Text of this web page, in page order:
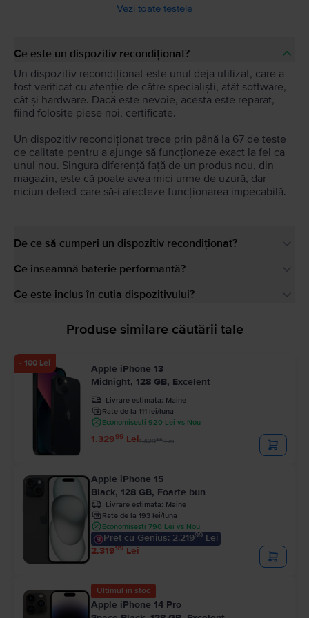
Vezi toate testele
Ce este un dispozitiv recondiționat?
Un dispozitiv recondiționat este unul deja utilizat, care a
fost verificat cu atenție de către specialiști, atât software,
cât și hardware. Dacă este nevoie, acesta este reparat,
fiind folosite piese noi, certificate.
Un dispozitiv recondiționat trece prin până la 67 de teste
de calitate pentru a ajunge să funcționeze exact la fel ca
unul nou. Singura diferență față de un produs nou, din
magazin, este că poate avea mici urme de uzură, dar
niciun defect care să-i afecteze funcționarea impecabilă.
De ce să cumperi un dispozitiv recondiționat?
Ce înseamnă baterie performantă?
Ce este inclus în cutia dispozitivului?
Produse similare căutării tale
- 100 Lei
Apple iPhone 13
Midnight, 128 GB, Excelent
Livrare estimata: Maine
Rate de la 111 lei/luna
Economisesti 920 Lei vs Nou
1.32999 Lei1.42999Lei
Apple iPhone 15
Black, 128 GB, Foarte bun
Livrare estimata: Maine
Rate de la 193 lei/luna
Economisesti 790 Lei vs Nou
Pret cu Genius: 2.21999 Lei
2.31999 Lei
Ultimul în stoc
Apple iPhone 14 Pro